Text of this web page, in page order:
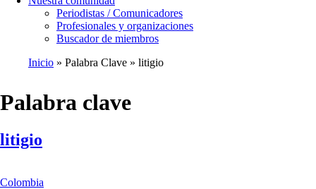
Periodistas / Comunicadores
Profesionales y organizaciones
Buscador de miembros
de
Inicio Palabra Clave litigio
Palabra clave
litigio
Colombia